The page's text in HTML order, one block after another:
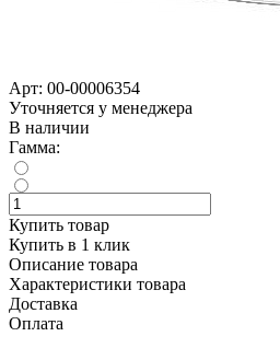
Арт: 00-00006354
Уточняется у менеджера
В наличии
Гамма:
Купить товар
Купить в 1 клик
Описание товара
Характеристики товара
Доставка
Оплата